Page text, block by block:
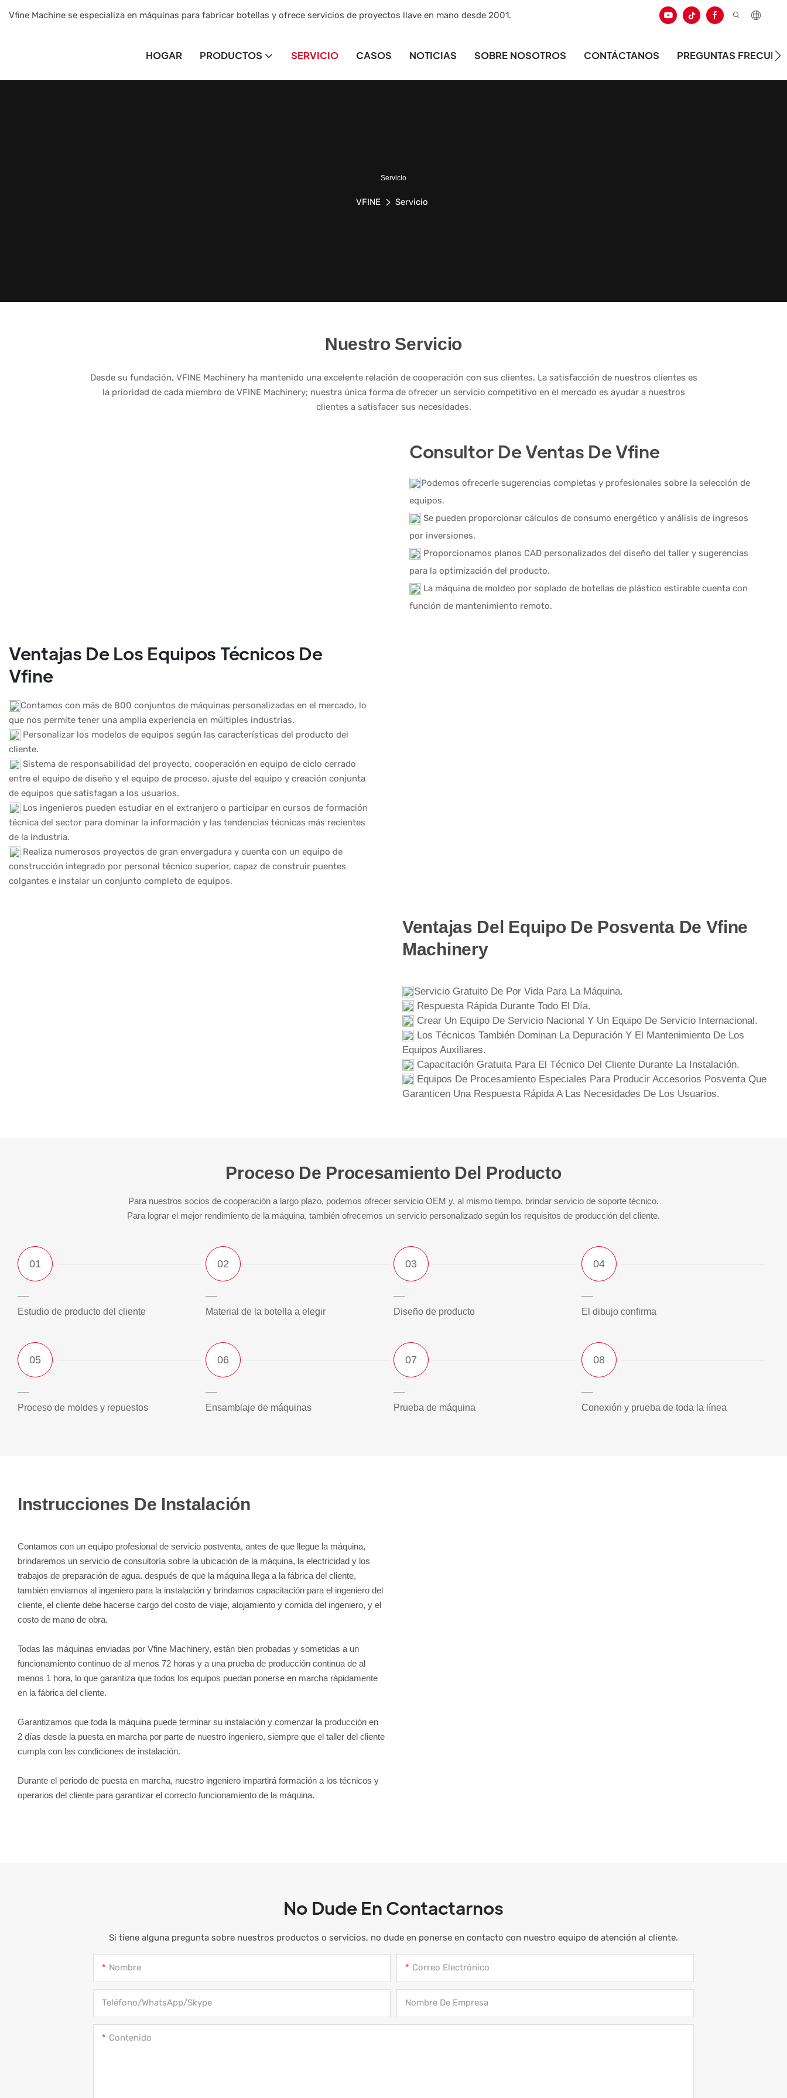
Vfine Machine se especializa en máquinas para fabricar botellas y ofrece servicios de proyectos llave en mano desde 2001.
HOGAR PRODUCTOS SERVICIO CASOS NOTICIAS SOBRE NOSOTROS CONTÁCTANOS PREGUNTAS
Servicio
VFINE Servicio
Nuestro Servicio
Desde su fundación, VFINE Machinery ha mantenido una excelente relación de cooperación con sus clientes. La satisfacción de nuestros clientes es
la prioridad de cada miembro de VFINE Machinery; nuestra única forma de ofrecer un servicio competitivo en el mercado es ayudar a nuestros
clientes a satisfacer sus necesidades.
Consultor De Ventas De Vfine
Podemos ofrecerle sugerencias completas y profesionales sobre la selección de
equipos.
Se pueden proporcionar cálculos de consumo energético y análisis de ingresos
por inversiones.
Proporcionamos planos CAD personalizados del diseño del taller y sugerencias
para la optimización del producto.
La máquina de moldeo por soplado de botellas de plástico estirable cuenta con
función de mantenimiento remoto.
Ventajas De Los Equipos Técnicos De
Vfine
Contamos con más de 800 conjuntos de máquinas personalizadas en el mercado, lo
que nos permite tener una amplia experiencia en múltiples industrias.
Personalizar los modelos de equipos según las características del producto del
cliente.
Sistema de responsabilidad del proyecto, cooperación en equipo de ciclo cerrado
entre el equipo de diseño y el equipo de proceso, ajuste del equipo y creación conjunta
de equipos que satisfagan a los usuarios.
Los ingenieros pueden estudiar en el extranjero o participar en cursos de formación
técnica del sector para dominar la información y las tendencias técnicas más recientes
de la industria.
Realiza numerosos proyectos de gran envergadura y cuenta con un equipo de
construcción integrado por personal técnico superior, capaz de construir puentes
colgantes e instalar un conjunto completo de equipos.
Ventajas Del Equipo De Posventa De Vfine
Machinery
Servicio Gratuito De Por Vida Para La Máquina.
Respuesta Rápida Durante Todo El Día.
Crear Un Equipo De Servicio Nacional Y Un Equipo De Servicio Internacional.
Los Técnicos También Dominan La Depuración Y El Mantenimiento De Los
Equipos Auxiliares.
Capacitación Gratuita Para El Técnico Del Cliente Durante La Instalación.
Equipos De Procesamiento Especiales Para Producir Accesorios Posventa Que
Garanticen Una Respuesta Rápida A Las Necesidades De Los Usuarios.
Proceso De Procesamiento Del Producto
Para nuestros socios de cooperación a largo plazo, podemos ofrecer servicio OEM y, al mismo tiempo, brindar servicio de soporte técnico.
Para lograr el mejor rendimiento de la máquina, también ofrecemos un servicio personalizado según los requisitos de producción del cliente.
Estudio de producto del cliente Material de la botella a elegir Diseño de producto El dibujo confirma
Proceso de moldes y repuestos Ensamblaje de máquinas Prueba de máquina Conexión y prueba de toda la línea
Instrucciones De Instalación
Contamos con un equipo profesional de servicio postventa, antes de que llegue la máquina,
brindaremos un servicio de consultoría sobre la ubicación de la máquina, la electricidad y los
trabajos de preparación de agua. después de que la máquina llega a la fábrica del cliente,
también enviamos al ingeniero para la instalación y brindamos capacitación para el ingeniero del
cliente, el cliente debe hacerse cargo del costo de viaje, alojamiento y comida del ingeniero, y el
costo de mano de obra.
Todas las máquinas enviadas por Vfine Machinery, están bien probadas y sometidas a un
funcionamiento continuo de al menos 72 horas y a una prueba de producción continua de al
menos 1 hora, lo que garantiza que todos los equipos puedan ponerse en marcha rápidamente
en la fábrica del cliente.
Garantizamos que toda la máquina puede terminar su instalación y comenzar la producción en
2 días desde la puesta en marcha por parte de nuestro ingeniero, siempre que el taller del cliente
cumpla con las condiciones de instalación.
Durante el periodo de puesta en marcha, nuestro ingeniero impartirá formación a los técnicos y
operarios del cliente para garantizar el correcto funcionamiento de la máquina.
No Dude En Contactarnos
Si tiene alguna pregunta sobre nuestros productos o servicios, no dude en ponerse en contacto con nuestro equipo de atención al cliente.
Nombre Correo Electrónico
Teléfono/WhatsApp/Skype Nombre De Empresa
Contenido